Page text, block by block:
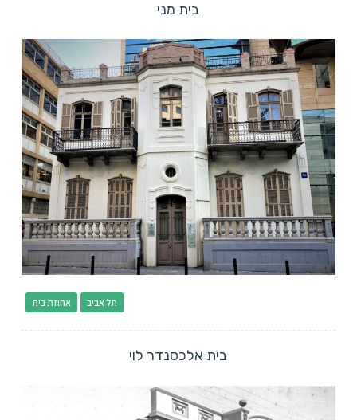
בית מני
אחוזת בית תל אביב
בית אלכסנדר לוי